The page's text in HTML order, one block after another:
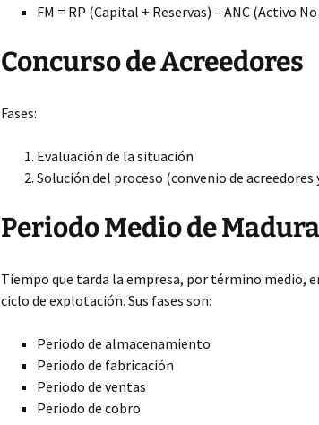
FM = RP (Capital + Reservas) – ANC (Activo
Concurso de Acreedores
Fases:
Evaluación de la situación
Solución del proceso (convenio de acreedores
Periodo Medio de
Tiempo que tarda la empresa, por término medio,
ciclo de explotación. Sus fases son:
Periodo de almacenamiento
Periodo de fabricación
Periodo de ventas
Periodo de cobro